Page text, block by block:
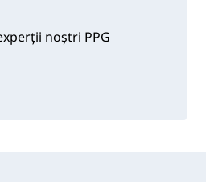
noștri PPG